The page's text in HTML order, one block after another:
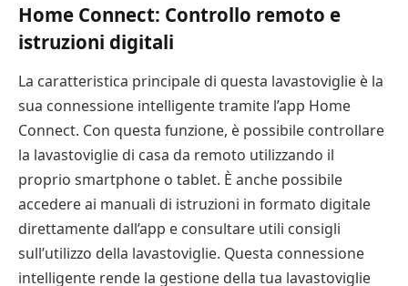
Home Connect: Controllo remoto e
istruzioni digitali
La caratteristica principale di questa lavastoviglie è la
sua connessione intelligente tramite l’app Home
Connect. Con questa funzione, è possibile controllare
la lavastoviglie di casa da remoto utilizzando il
proprio smartphone o tablet. È anche possibile
accedere ai manuali di istruzioni in formato digitale
direttamente dall’app e consultare utili consigli
sull’utilizzo della lavastoviglie. Questa connessione
intelligente rende la gestione della tua lavastoviglie